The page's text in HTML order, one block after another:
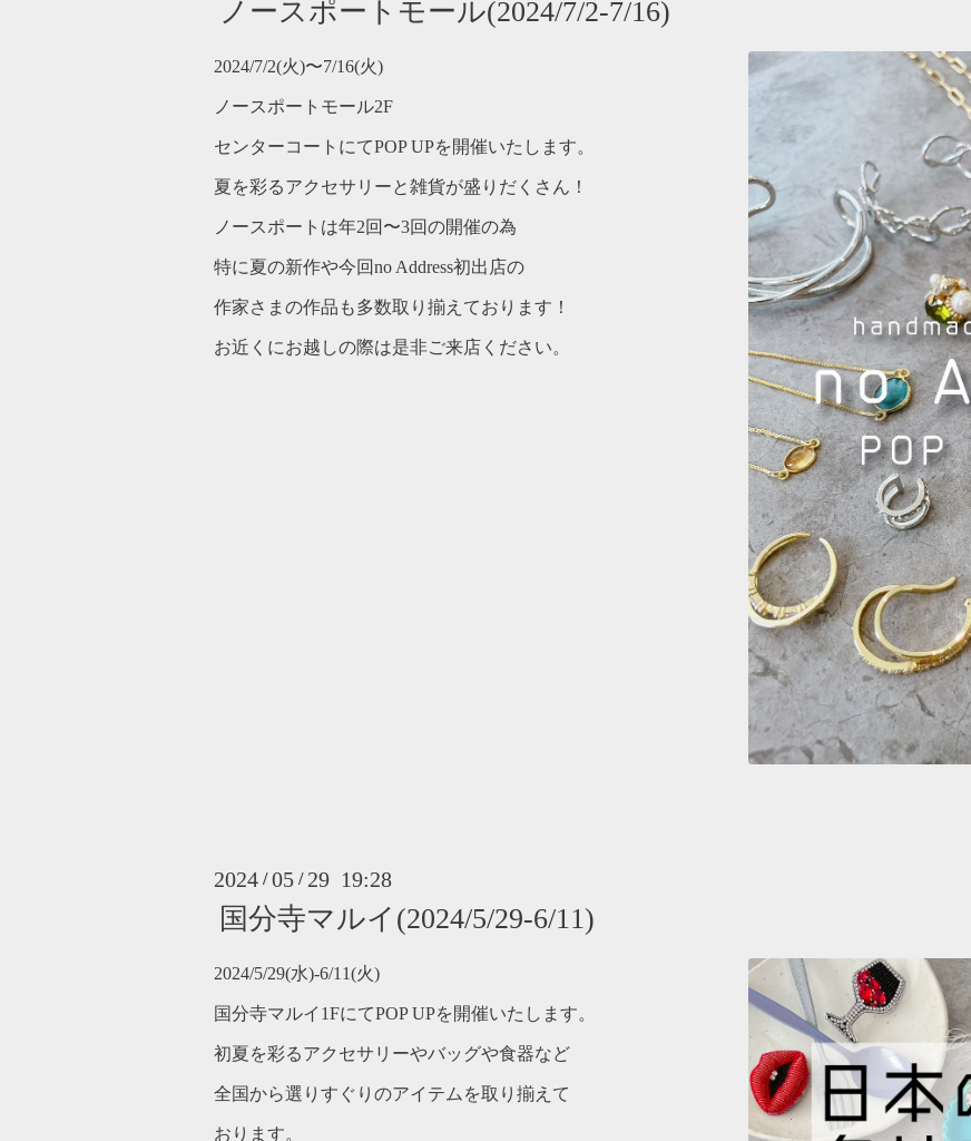
ノースポートモール(2024/7/2-7/16)
2024/7/2(火)〜7/16(火)
ノースポートモール2F
センターコートにてPOP UPを開催いたします。
夏を彩るアクセサリーと雑貨が盛りだくさん！
ノースポートは年2回〜3回の開催の為
特に夏の新作や今回no Address初出店の
作家さまの作品も多数取り揃えております！
お近くにお越しの際は是非ご来店ください。
2024 /05 / 29 19:28
国分寺マルイ(2024/5/29-6/11)
2024/5/29(水)-6/11(火)
国分寺マルイ1FにてPOP UPを開催いたします。
初夏を彩るアクセサリーやバッグや食器など
全国から選りすぐりのアイテムを取り揃えて
おります。